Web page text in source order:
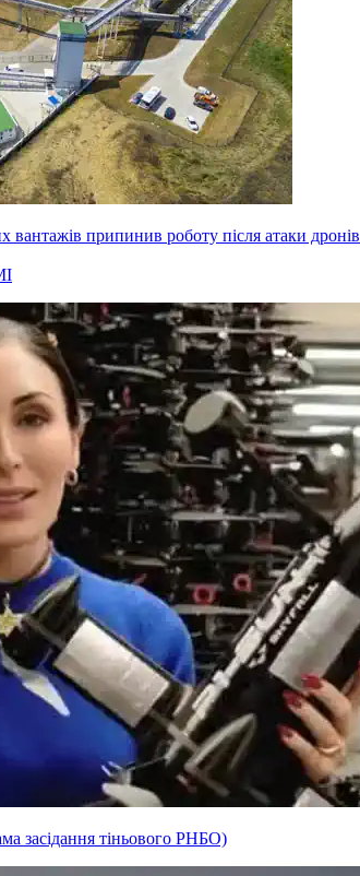
вантажів припинив роботу після атаки дронів
засідання тіньового РНБО)